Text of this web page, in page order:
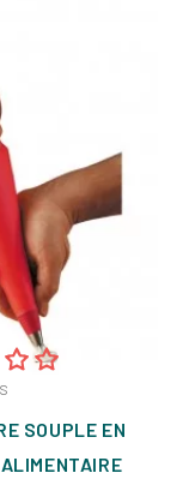
SOUPLE EN